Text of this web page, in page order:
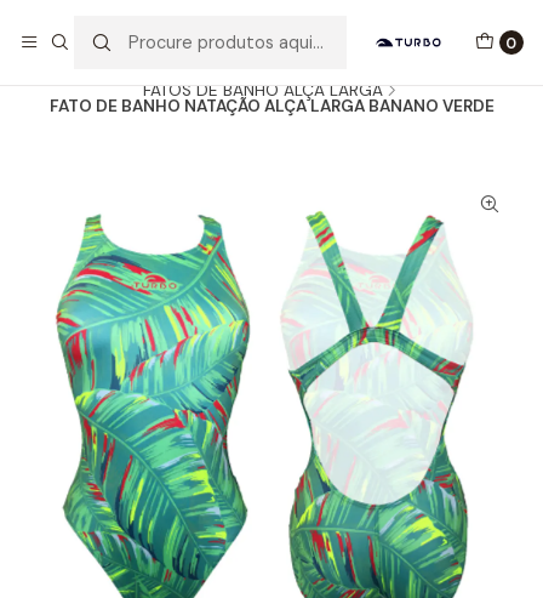
0
FATOS DE BANHO ALÇA LARGA
FATO DE BANHO NATAÇÃO ALÇA LARGA BANANO VERDE